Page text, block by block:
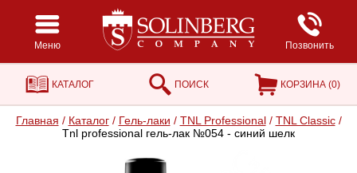
Меню Позвонить
КАТАЛОГ ПОИСК КОРЗИНА (0)
Главная / Каталог / Гель-лаки / TNL Professional / TNL Classic /
Tnl professional гель-лак №054 - синий шелк